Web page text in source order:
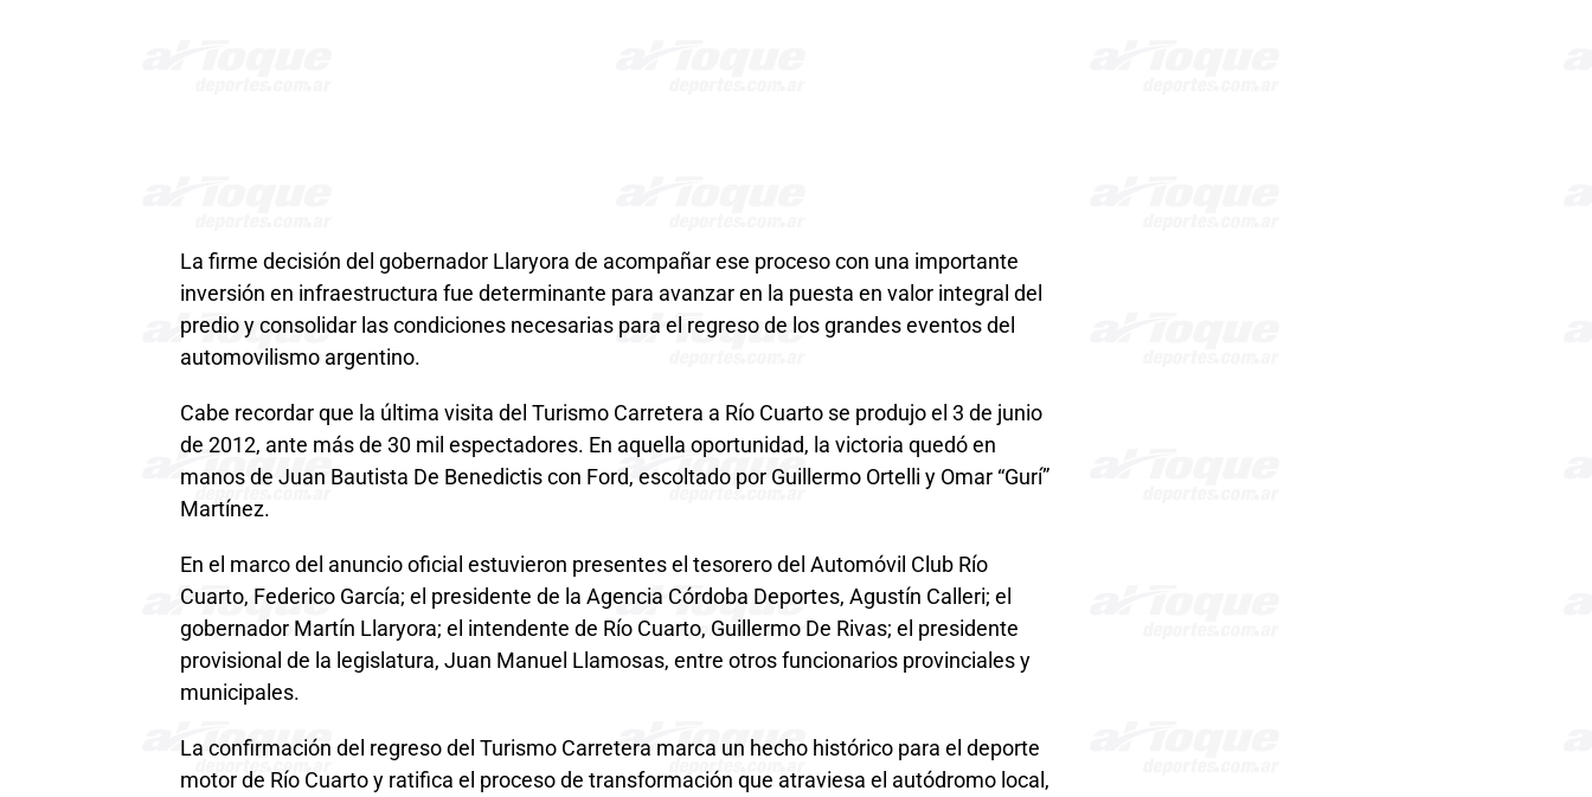
La firme decisión del gobernador Llaryora de acompañar ese proceso con una importante
inversión en infraestructura fue determinante para avanzar en la puesta en valor integral del
predio y consolidar las condiciones necesarias para el regreso de los grandes eventos del
automovilismo argentino.
Cabe recordar que la última visita del Turismo Carretera a Río Cuarto se produjo el 3 de junio
de 2012, ante más de 30 mil espectadores. En aquella oportunidad, la victoria quedó en
manos de Juan Bautista De Benedictis con Ford, escoltado por Guillermo Ortelli y Omar “Gurí”
Martínez.
En el marco del anuncio oficial estuvieron presentes el tesorero del Automóvil Club Río
Cuarto, Federico García; el presidente de la Agencia Córdoba Deportes, Agustín Calleri; el
gobernador Martín Llaryora; el intendente de Río Cuarto, Guillermo De Rivas; el presidente
provisional de la legislatura, Juan Manuel Llamosas, entre otros funcionarios provinciales y
municipales.
La confirmación del regreso del Turismo Carretera marca un hecho histórico para el deporte
motor de Río Cuarto y ratifica el proceso de transformación que atraviesa el autódromo local,